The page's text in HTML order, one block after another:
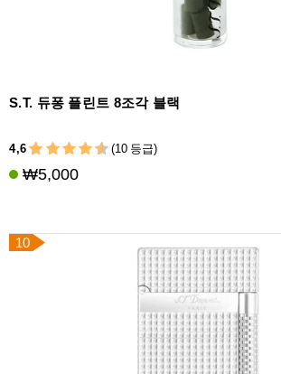
S.T. 듀퐁 플린트 8조각 블랙
4,6 (10 등급)
₩5,000
10